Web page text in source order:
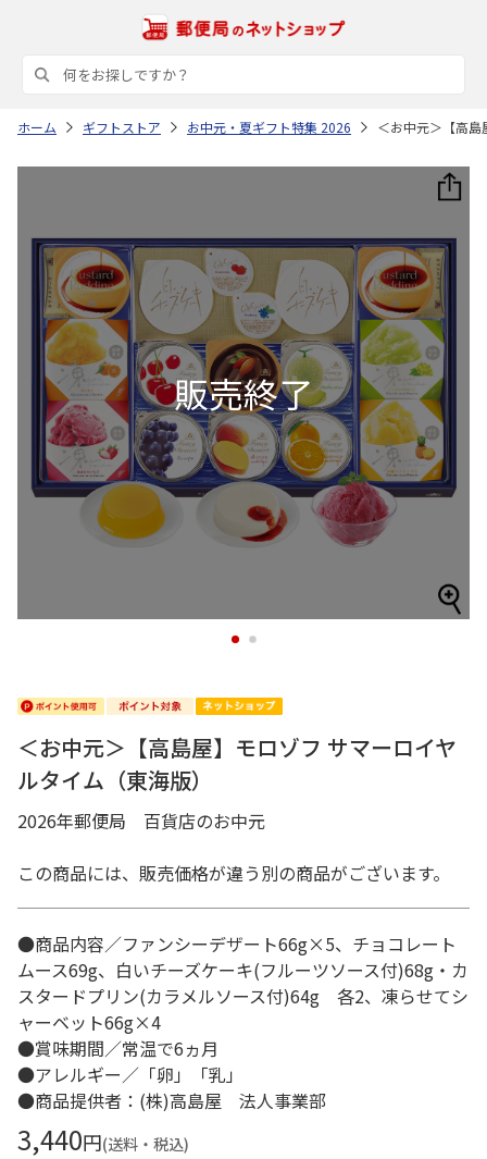
ホーム ギフトストア お中元・夏ギフト特集 2026 ＜お中元＞【高
1 2
＜お中元＞【高島屋】モロゾフ サマーロイヤ
ルタイム（東海版）
2026年郵便局 百貨店のお中元
この商品には、販売価格が違う別の商品がございます。
●商品内容／ファンシーデザート66g×5、チョコレート
ムース69g、白いチーズケーキ(フルーツソース付)68g・カ
スタードプリン(カラメルソース付)64g 各2、凍らせてシ
ャーベット66g×4
●賞味期間／常温で6ヵ月
●アレルギー／「卵」「乳」
●商品提供者：(株)高島屋 法人事業部
3,440円(送料・税込)